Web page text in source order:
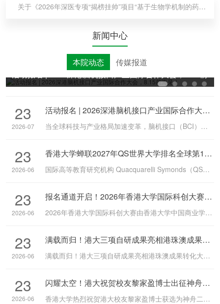
关于《2026年深医专项“揭榜挂帅”项目“基于生物学机制的药物递释关键技术研究”申请指南》的通知
关于申报《2026年度科技战略研究项目》的通知
新闻中心
本院动态
传媒报道
23
2026-07
活动报名 | 2026深港脑机接口产业国际合作大会，8.15前海见！
当全球科技与产业格局加速变革，脑机接口（BCI）技术正从前沿实验室走向临床与产业化的爆发前夜。如何在技术突破、临床转化、法规监管与全球合作的浪潮中找准方向、链接顶尖学术与资本资源，已成为决定未来产业格局的关键。由香港大学青年科创学院、香港大学先进生物医学仪器中心（InnoHK）、香港大学科创中心及香港大学深圳研究院联合主办的「2026深港脑机接口产业国际合作大会」，将于2026年8月15日在香港大...
23
2026-06
香港大学蝉联2027年QS世界大学排名全球第11位！
国际高等教育研究机构 Quacquarelli Symonds（QS）于6月18日公布“2027年QS世界大学排名”，香港大学（港大）连续第二年荣登全球第11位，稳居世界最顶尖学府行列。港大蝉联此历史佳绩，不仅彰显大学在国际及本地的领先地位，更凭藉学术卓越与全球影响力，继续引领本地高等教育的发展。
23
2026-06
报名通道开启！2026年香港大学国际科创大赛期待你的加入
2026年香港大学国际科创大赛由香港大学中国商业学院（HKU Institute for China Business）与香港大学科创中心（HKU Techno-Entrepreneurship Core）联合主办，政产学研各界协办单位鼎力支持。大赛旨在推动科技创新与产业发展，加强国际间的科技交流与合作，不仅关注科技创新的展示，更注重激发科创成果的转化和应用。
23
2026-06
满载而归！港大三项自研成果亮相港珠澳成果转化大赛，双赛道斩获两项一等奖、一项三等奖
满载而归！港大三项自研成果亮相港珠澳成果转化大赛，双赛道斩获两项一等奖、一项三等奖
23
2026-06
闪耀太空！港大祝贺校友黎家盈博士出征神舟二十三号！
香港大学热烈祝贺港大校友黎家盈博士获选为神舟二十三号载人飞行任务乘组成员。作为首位中国香港载荷专家，家盈的参与开启了香港科研界深度参与国家航天事业的新篇章。